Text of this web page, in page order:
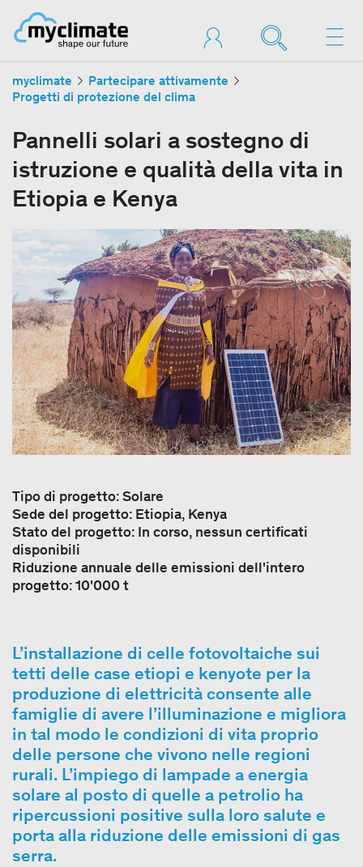
myclimate
Partecipare attivamente
Progetti di protezione del clima
Pannelli solari a sostegno di
istruzione e qualità della vita in
Etiopia e Kenya
Tipo di progetto: Solare
Sede del progetto: Etiopia, Kenya
Stato del progetto: In corso, nessun certificati
disponibili
Riduzione annuale delle emissioni dell'intero
progetto: 10'000 t
L’installazione di celle fotovoltaiche sui
tetti delle case etiopi e kenyote per la
produzione di elettricità consente alle
famiglie di avere l’illuminazione e migliora
in tal modo le condizioni di vita proprio
delle persone che vivono nelle regioni
rurali. L’impiego di lampade a energia
solare al posto di quelle a petrolio ha
ripercussioni positive sulla loro salute e
porta alla riduzione delle emissioni di gas
serra.